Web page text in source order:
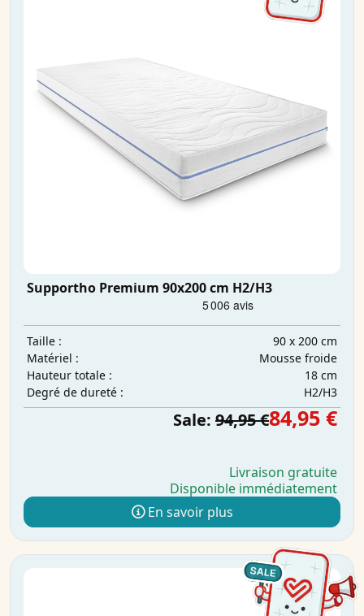
Supportho Premium 90x200 cm H2/H3
Taille :
90 x 200 cm
Matériel :
Mousse froide
Hauteur totale :
18 cm
Degré de dureté :
H2/H3
Sale: 94,95 €84,95 €
Livraison gratuite
Disponible immédiatement
En savoir plus